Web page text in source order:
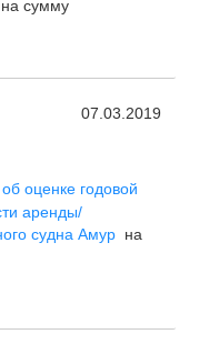
на сумму
07.03.2019
оценке годовой
аренды/
судна Амур на